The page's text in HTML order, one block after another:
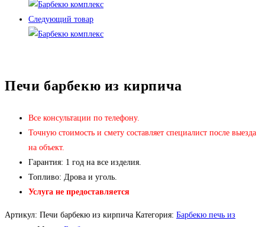
Следующий товар
Печи барбекю из кирпича
Все консультации по телефону.
Точную стоимость и смету составляет специалист после выезда
на объект.
Гарантия: 1 год на все изделия.
Топливо: Дрова и уголь.
Услуга не предоставляется
Артикул: Печи барбекю из кирпича Категория: Барбекю печь из